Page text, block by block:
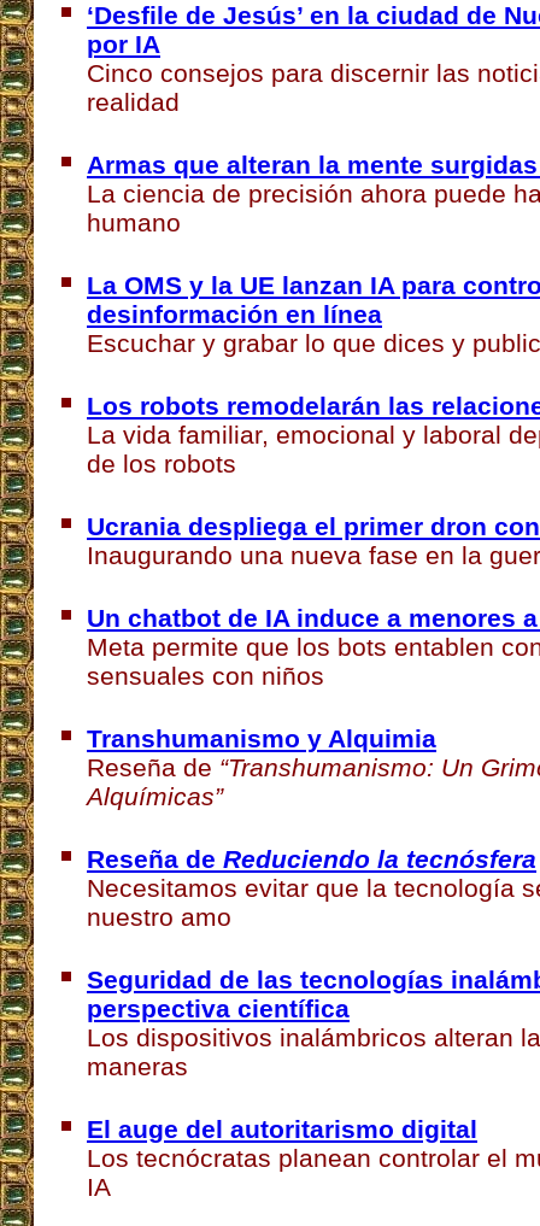
‘Desfile de Jesús’ en la ciudad de
por IA
Cinco consejos para discernir las
realidad
Armas que alteran la mente
La ciencia de precisión ahora puede
humano
La OMS y la UE lanzan IA para
desinformación en línea
Escuchar y grabar lo que dices y
Los robots remodelarán las
La vida familiar, emocional y laboral
de los robots
Ucrania despliega el primer dron
Inaugurando una nueva fase en la
Un chatbot de IA induce a menores
Meta permite que los bots entablen
sensuales con niños
Transhumanismo y Alquimia
Reseña de “Transhumanismo: Un
Alquímicas”
Reseña de Reduciendo la tecnósfera
Necesitamos evitar que la tecnología
nuestro amo
Seguridad de las tecnologías
perspectiva científica
Los dispositivos inalámbricos alteran
maneras
El auge del autoritarismo digital
Los tecnócratas planean controlar el
IA